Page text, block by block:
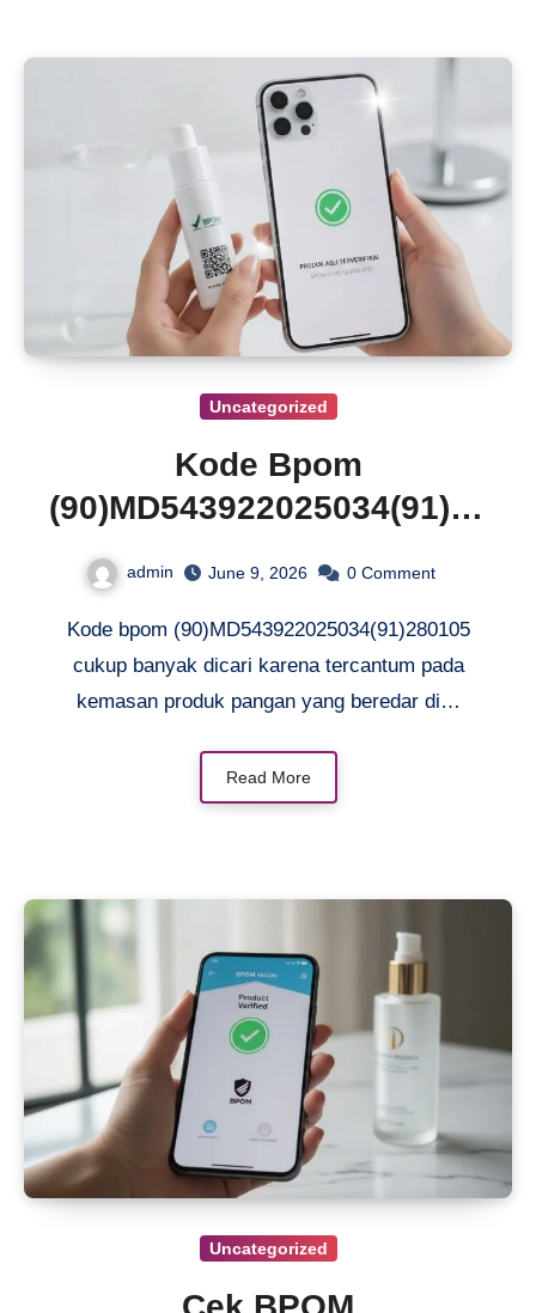
Uncategorized
Kode Bpom
(90)MD543922025034(91)28
0105 Kings Fisher Sarden
Dalam Saus Tomat
admin June 9, 2026 0 Comment
Kode bpom (90)MD543922025034(91)280105
cukup banyak dicari karena tercantum pada
kemasan produk pangan yang beredar di…
Read More
Uncategorized